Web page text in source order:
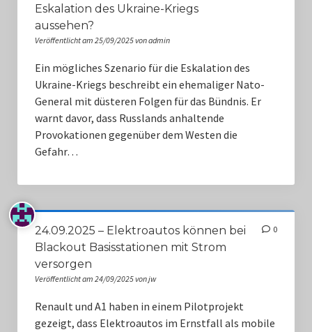
Eskalation des Ukraine-Kriegs
aussehen?
Veröffentlicht am 25/09/2025 von admin
Ein mögliches Szenario für die Eskalation des
Ukraine-Kriegs beschreibt ein ehemaliger Nato-
General mit düsteren Folgen für das Bündnis. Er
warnt davor, dass Russlands anhaltende
Provokationen gegenüber dem Westen die
Gefahr…
24.09.2025 – Elektroautos können bei
Blackout Basisstationen mit Strom
versorgen
Veröffentlicht am 24/09/2025 von jw
0
Renault und A1 haben in einem Pilotprojekt
gezeigt, dass Elektroautos im Ernstfall als mobile